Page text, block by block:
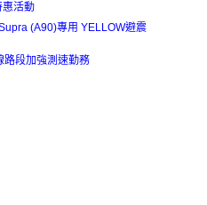
惠活動
(A90)專用 YELLOW避震
路段加強測速勤務